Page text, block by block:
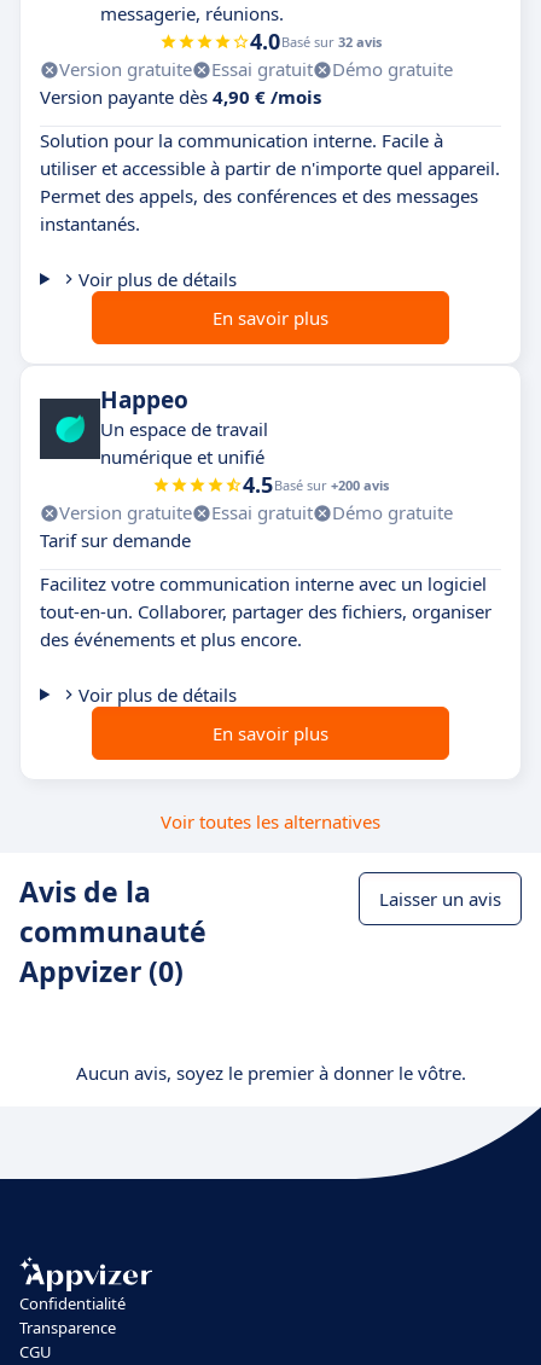
messagerie, réunions.
4.0Basé sur 32 avis
Version gratuite Essai gratuit
Démo gratuite
Version payante dès 4,90 € /mois
Solution pour la communication interne. Facile à
utiliser et accessible à partir de n'importe quel appareil.
Permet des appels, des conférences et des messages
instantanés.
Voir plus de détails
En savoir plus
Happeo
Un espace de travail
numérique et unifié
4.5Basé sur +200 avis
Version gratuite Essai gratuit
Démo gratuite
Tarif sur demande
Facilitez votre communication interne avec un logiciel
tout-en-un. Collaborer, partager des fichiers, organiser
des événements et plus encore.
Voir plus de détails
En savoir plus
Voir toutes les alternatives
Avis de la
communauté
Appvizer (0)
Laisser un avis
Aucun avis, soyez le premier à donner le vôtre.
Confidentialité
Transparence
CGU